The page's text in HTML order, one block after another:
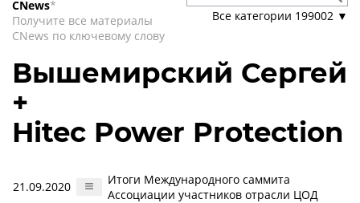
CNews*
Получите все материалы
CNews по ключевому слову
Все категории 199002 ▼
Вышемирский Сергей
+
Hitec Power Protection
21.09.2020
Итоги Международного саммита
Ассоциации участников отрасли ЦОД